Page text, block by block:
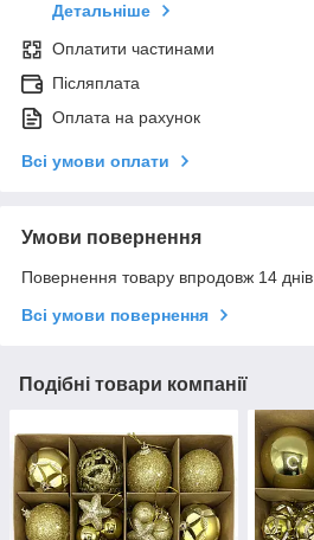
Детальніше
Оплатити частинами
Післяплата
Оплата на рахунок
Всі умови оплати
Умови повернення
Повернення товару впродовж 14
Всі умови повернення
Подібні товари компанії